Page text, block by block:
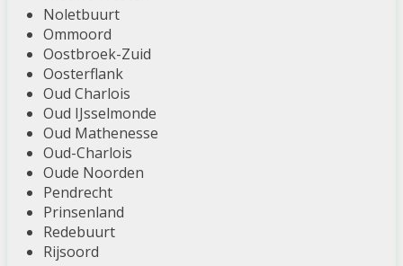
Noletbuurt
Ommoord
Oostbroek-Zuid
Oosterflank
Oud Charlois
Oud IJsselmonde
Oud Mathenesse
Oud-Charlois
Oude Noorden
Pendrecht
Prinsenland
Redebuurt
Rijsoord